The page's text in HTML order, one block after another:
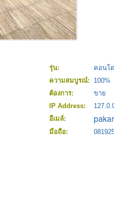
รุ่น:
คอนโ
ความสมบูรณ์:
100%
ต้องการ:
ขาย
IP Address:
อีเมล์:
มือถือ: